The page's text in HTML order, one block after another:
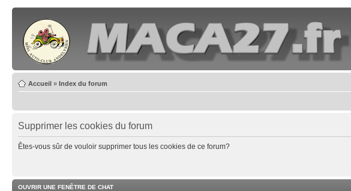
Accueil » Index du forum
Supprimer les cookies du forum
Êtes-vous sûr de vouloir supprimer tous les cookies de ce forum?
OUVRIR UNE FENÊTRE DE CHAT